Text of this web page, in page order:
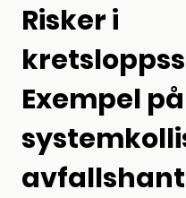
Risker i
Exempel på